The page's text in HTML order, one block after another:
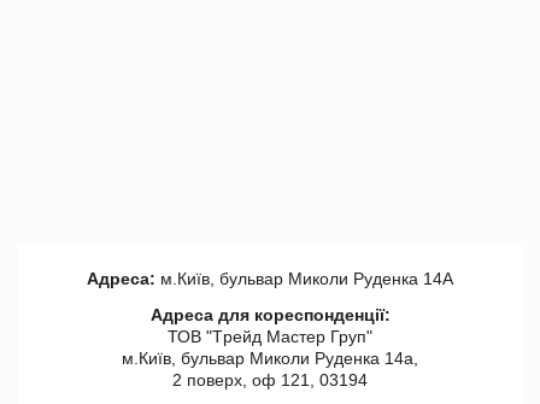
Адреса: м.Київ, бульвар Миколи Руденка 14А
Адреса для кореспонденції:
ТОВ "Tрейд Мастер Груп"
м.Київ, бульвар Миколи Руденка 14а,
2 поверх, оф 121, 03194